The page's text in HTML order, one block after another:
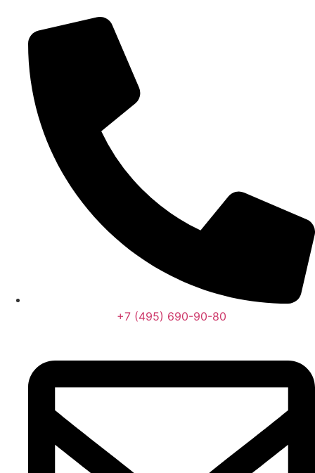
+7 (495) 690-90-80